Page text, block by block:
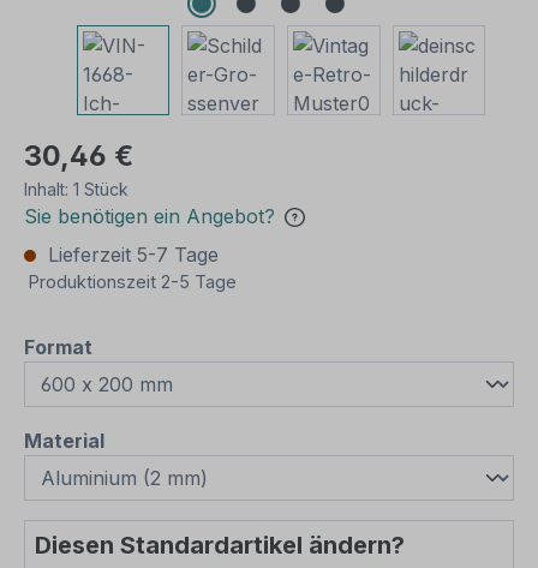
30,46 €
Inhalt: 1 Stück
Sie benötigen ein Angebot?
Lieferzeit 5-7 Tage
Produktionszeit 2-5 Tage
Format
Materialauswählen
Diesen Standardartikel ändern?